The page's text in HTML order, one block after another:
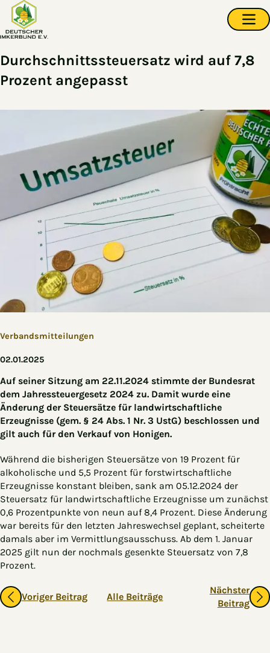
Zum Hauptinhalt springen
Durchschnittssteuersatz wird auf 7,8
Prozent angepasst
Verbandsmitteilungen
02.01.2025
Auf seiner Sitzung am 22.11.2024 stimmte der Bundesrat
dem Jahressteuergesetz 2024 zu. Damit wurde eine
Änderung der Steuersätze für landwirtschaftliche
Erzeugnisse (gem. § 24 Abs. 1 Nr. 3 UstG) beschlossen und
gilt auch für den Verkauf von Honigen.
Während die bisherigen Steuersätze von 19 Prozent für
alkoholische und 5,5 Prozent für forstwirtschaftliche
Erzeugnisse konstant bleiben, sank am 05.12.2024 der
Steuersatz für landwirtschaftliche Erzeugnisse um zunächst
0,6 Prozentpunkte von neun auf 8,4 Prozent. Diese Änderung
war bereits für den letzten Jahreswechsel geplant, scheiterte
damals aber im Vermittlungsausschuss. Ab dem 1. Januar
2025 gilt nun der nochmals gesenkte Steuersatz von 7,8
Prozent.
Gehe zu vorherigen oder nächsten Beiträgen
Voriger Beitrag Alle Beiträge
Nächster
Beitrag